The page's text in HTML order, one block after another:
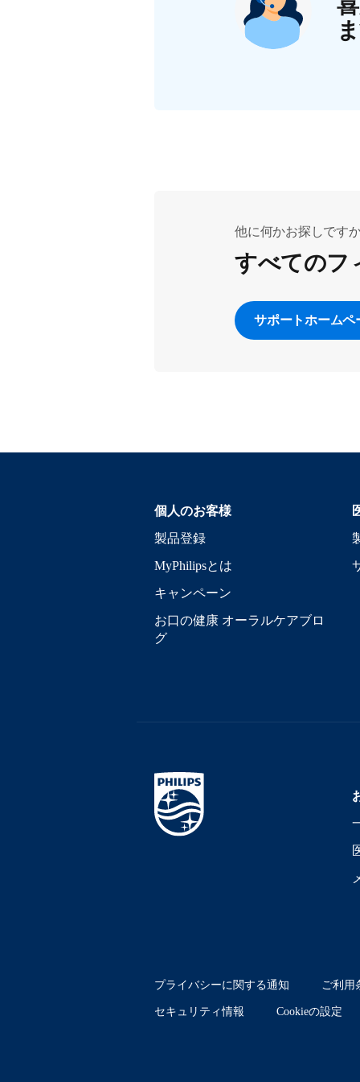
他に何かお探しです
すべてのフ
サポートホームペ
個人のお客様
製品登録
MyPhilipsとは
キャンペーン
お口の健康 オーラルケアブロ
グ
プライバシーに関する通知 ご利用
セキュリティ情報 Cookieの設定